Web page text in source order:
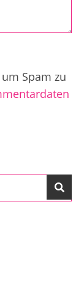
Spam zu